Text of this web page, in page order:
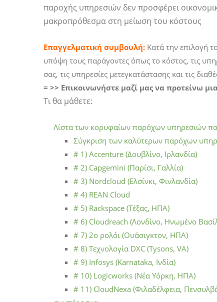
παροχής υπηρεσιών δεν προσφέρει
μακροπρόθεσμα στη μείωση του κόστους
Επαγγελματική συμβουλή: Κατά την επιλογή
υπόψη τους παράγοντες όπως το κόστος, τις
σας, τις υπηρεσίες μετεγκατάστασης και τις
= >> Επικοινωνήστε μαζί μας να προτείνω
Τι θα μάθετε:
Λίστα των κορυφαίων παρόχων υπηρεσιών
Σύγκριση των καλύτερων παρόχων
# 1) Accenture (Δουβλίνο, Ιρλανδία)
# 2) Capgemini (Παρίσι, Γαλλία)
# 3) Nordcloud (Ελσίνκι, Φινλανδία)
# 4) REAN Cloud
# 5) Rackspace (Τέξας, ΗΠΑ)
# 6) Cloudreach (Λονδίνο, Ηνωμένο
# 7) 2ο ρολόι (Ουάσιγκτον, ΗΠΑ)
# 8) Τεχνολογία DXC (Tysons, VA)
# 9) Infosys (Karnataka, Ινδία)
# 10) Logicworks (Νέα Υόρκη, ΗΠΑ)
# 11) CloudNexa (Φιλαδέλφεια,